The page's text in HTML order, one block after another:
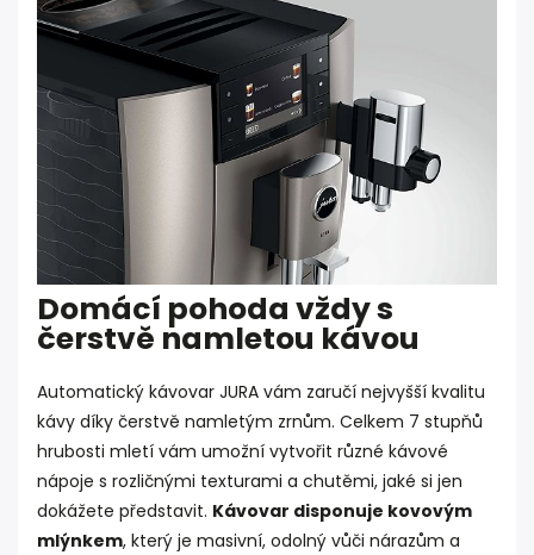
Domácí pohoda vždy s
čerstvě namletou kávou
Automatický kávovar JURA vám zaručí nejvyšší kvalitu
kávy díky čerstvě namletým zrnům. Celkem 7 stupňů
hrubosti mletí vám umožní vytvořit různé kávové
nápoje s rozličnými texturami a chutěmi, jaké si jen
dokážete představit. Kávovar disponuje kovovým
mlýnkem, který je masivní, odolný vůči nárazům a